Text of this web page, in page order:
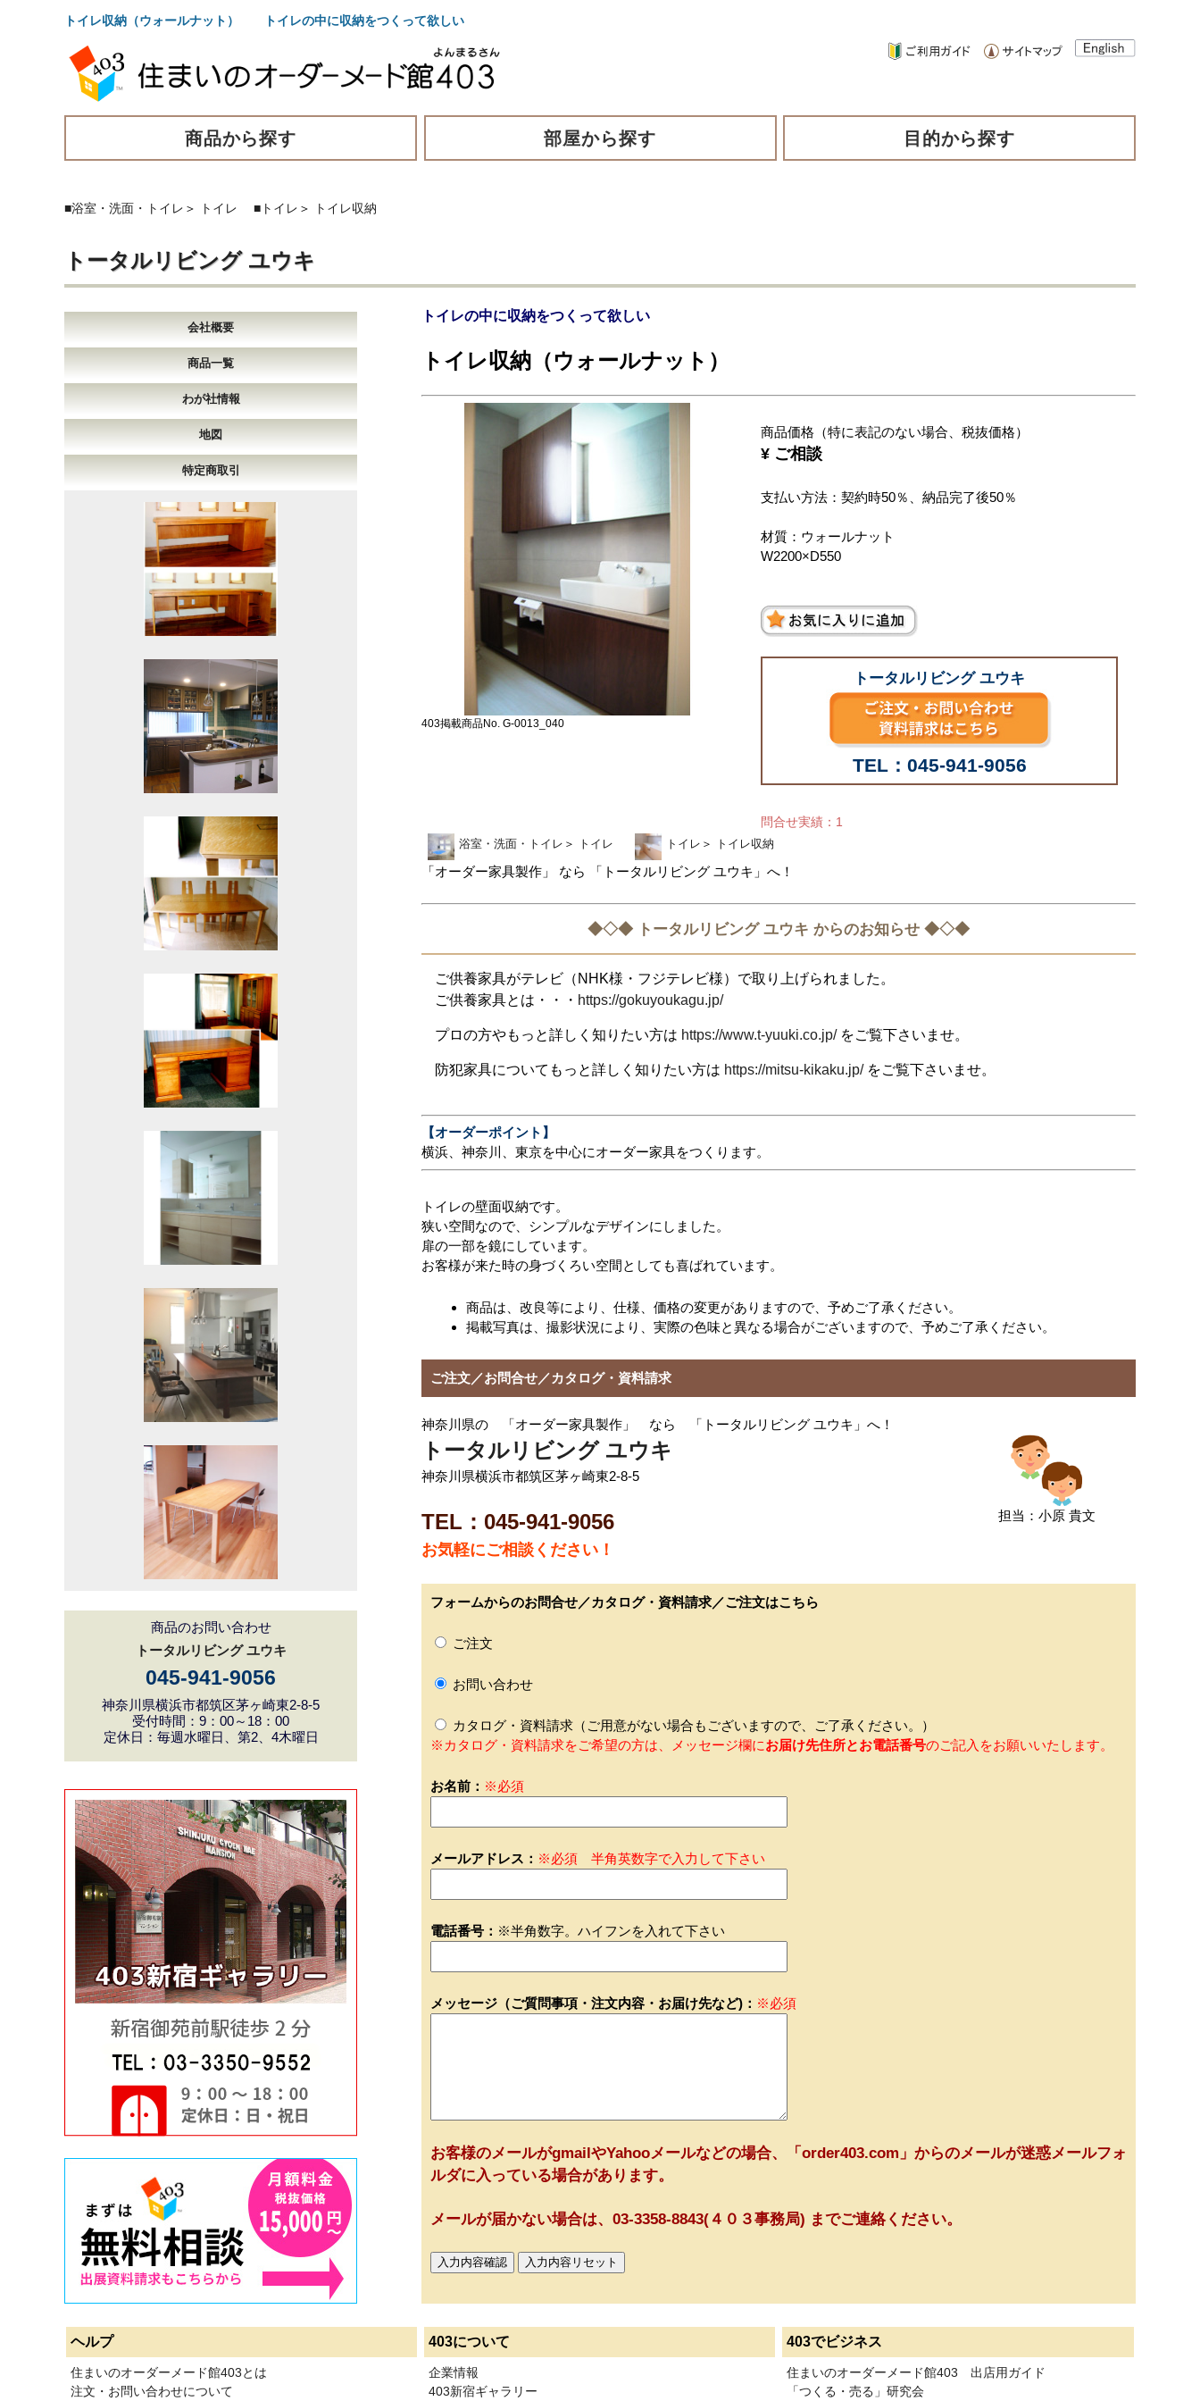
トイレ収納（ウォールナット） トイレの中に収納をつくって欲しい
商品から探す 部屋から探す 目的から探す
■浴室・洗面・トイレ ＞ トイレ ■トイレ ＞ トイレ収納
トータルリビング ユウキ
会社概要
商品一覧
わが社情報
地図
特定商取引
商品のお問い合わせ
トータルリビング ユウキ
045-941-9056
神奈川県横浜市都筑区茅ヶ崎東2-8-5
受付時間：9：00～18：00
定休日：毎週水曜日、第2、4木曜日
トイレの中に収納をつくって欲しい
トイレ収納（ウォールナット）
403掲載商品No. G-0013_040
商品価格（特に表記のない場合、税抜価格）
¥ ご相談
支払い方法：契約時50％、納品完了後50％
材質：ウォールナット
W2200×D550
トータルリビング ユウキ
TEL：045-941-9056
問合せ実績：1
浴室・洗面・トイレ ＞ トイレ トイレ ＞ トイレ収納
「オーダー家具製作」 なら 「トータルリビング ユウキ」へ！
◆◇◆ トータルリビング ユウキ からのお知らせ ◆◇◆
ご供養家具がテレビ（NHK様・フジテレビ様）で取り上げられました。
ご供養家具とは・・・ https://gokuyoukagu.jp/
プロの方やもっと詳しく知りたい方は https://www.t-yuuki.co.jp/をご覧下さいませ。
防犯家具についてもっと詳しく知りたい方は https://mitsu-kikaku.jp/をご覧下さいませ。
【オーダーポイント】
横浜、神奈川、東京を中心にオーダー家具をつくります。
トイレの壁面収納です。
狭い空間なので、シンプルなデザインにしました。
扉の一部を鏡にしています。
お客様が来た時の身づくろい空間としても喜ばれています。
商品は、改良等により、仕様、価格の変更がありますので、予めご了承ください。
掲載写真は、撮影状況により、実際の色味と異なる場合がございますので、予めご了承ください。
ご注文／お問合せ／カタログ・資料請求
神奈川県の 「オーダー家具製作」 なら 「トータルリビング ユウキ」へ！
トータルリビング ユウキ
神奈川県横浜市都筑区茅ヶ崎東2-8-5
TEL：045-941-9056
お気軽にご相談ください！
担当：小原 貴文
フォームからのお問合せ／カタログ・資料請求／ご注文はこちら
ご注文
お問い合わせ
カタログ・資料請求（ご用意がない場合もございますので、ご了承ください。）
※カタログ・資料請求をご希望の方は、メッセージ欄にお届け先住所とお電話番号のご記入をお願いいたします。
お名前： ※必須
メールアドレス： ※必須 半角英数字で入力して下さい
電話番号： ※半角数字。ハイフンを入れて下さい
メッセージ（ご質問事項・注文内容・お届け先など)： ※必須
お客様のメールがgmailやYahooメールなどの場合、「order403.com」からのメールが迷惑メールフォ
ルダに入っている場合があります。
メールが届かない場合は、03-3358-8843(４０３事務局) までご連絡ください。
ヘルプ 403について 403でビジネス
住まいのオーダーメード館403とは
注文・お問い合わせについて
企業情報
403新宿ギャラリー
住まいのオーダーメード館403 出店用ガイド
「つくる・売る」研究会